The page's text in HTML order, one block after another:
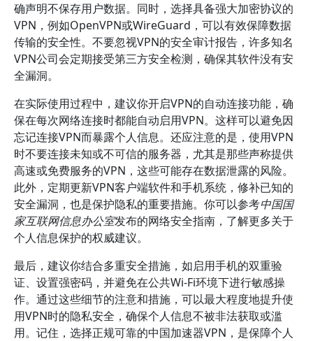
确声明不保存用户数据。同时，选择具备强大加密协议的
VPN，例如OpenVPN或WireGuard，可以有效保障数据
传输的安全性。不要忽视VPN的安全审计报告，许多知名
VPN公司会定期接受第三方安全检测，确保其软件没有安
全漏洞。
在实际使用过程中，建议你开启VPN的自动连接功能，确
保在每次网络连接时都能自动启用VPN。这样可以避免因
忘记连接VPN而暴露个人信息。还应注意的是，使用VPN
时不要连接未知或不可信的服务器，尤其是那些声称提供
高速或免费服务的VPN，这些可能存在数据泄露的风险。
此外，定期更新VPN客户端软件和手机系统，修补已知的
安全漏洞，也是保护隐私的重要措施。你可以参考中国国
家互联网信息办公室发布的网络安全指南，了解更多关于
个人信息保护的权威建议。
最后，建议你结合多重安全措施，如启用手机的双重验
证、设置强密码，并避免在公共Wi-Fi环境下进行敏感操
作。通过这些细节的注意和措施，可以最大程度地提升使
用VPN时的隐私安全，确保个人信息不被非法获取或滥
用。记住，选择正规可靠的中国加速器VPN，是保障个人